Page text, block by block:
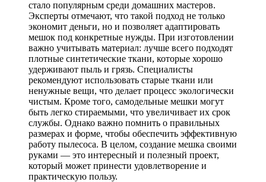
стало популярным среди домашних мастеров.
Эксперты отмечают, что такой подход не только
экономит деньги, но и позволяет адаптировать
мешок под конкретные нужды. При изготовлении
важно учитывать материал: лучше всего подходят
плотные синтетические ткани, которые хорошо
удерживают пыль и грязь. Специалисты
рекомендуют использовать старые ткани или
ненужные вещи, что делает процесс экологически
чистым. Кроме того, самодельные мешки могут
быть легко стираемыми, что увеличивает их срок
службы. Однако важно помнить о правильных
размерах и форме, чтобы обеспечить эффективную
работу пылесоса. В целом, создание мешка своими
руками — это интересный и полезный проект,
который может принести удовлетворение и
практическую пользу.